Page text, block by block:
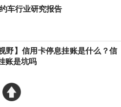
车行业研究报告
野】信用卡停息挂账是什么？信
账是坑吗